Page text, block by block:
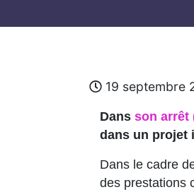
19 septembre
Dans son arrêt
dans un projet
Dans le cadre
des prestations